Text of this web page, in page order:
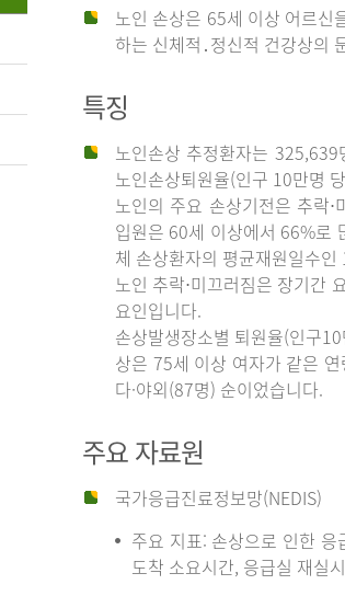
노인 손상은 65세 이상 어르신
하는 신체적․정신적 건강상의
특징
노인손상 추정환자는
노인손상퇴원율(인구 10만명
노인의 주요 손상기전은 추락
입원은 60세 이상에서 66%로
체 손상환자의 평균재원일수
노인 추락⋅미끄러짐은 장기간
요인입니다.
손상발생장소별 퇴원율(인구
상은 75세 이상 여자가 같은
다·야외(87명) 순이었습니다.
주요 자료원
국가응급진료정보망(NEDIS)
주요 지표: 손상으로 인한
도착 소요시간, 응급실 재실